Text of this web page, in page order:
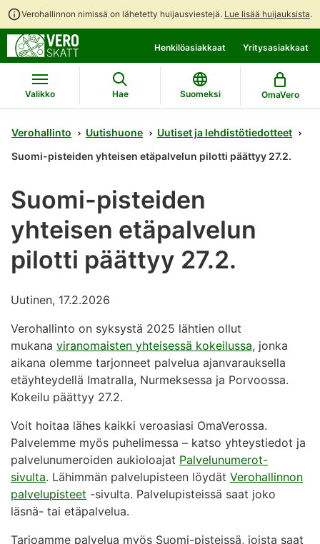
Verohallinnon nimissä on lähetetty huijausviestejä. Lue lisää huijauksista.
suoraan
sisältöön
koko
sivuston
hakuun
Henkilöasiakkaat Yritysasiakkaat
Valikko Hae Suomeksi OmaVero
Verohallinto Uutishuone
Uutiset ja lehdistötiedotteet
Suomi-pisteiden yhteisen etäpalvelun pilotti päättyy 27.2.
Suomi-pisteiden
yhteisen etäpalvelun
pilotti päättyy 27.2.
Uutinen, 17.2.2026
Verohallinto on syksystä 2025 lähtien ollut
mukana viranomaisten yhteisessä kokeilussa, jonka
aikana olemme tarjonneet palvelua ajanvarauksella
etäyhteydellä Imatralla, Nurmeksessa ja Porvoossa.
Kokeilu päättyy 27.2.
Voit hoitaa lähes kaikki veroasiasi OmaVerossa.
Palvelemme myös puhelimessa – katso yhteystiedot ja
palvelunumeroiden aukioloajat Palvelunumerot-
sivulta. Lähimmän palvelupisteen löydät Verohallinnon
palvelupisteet -sivulta. Palvelupisteissä saat joko
läsnä- tai etäpalvelua.
Tarjoamme palvelua myös Suomi-pisteissä, joista saat